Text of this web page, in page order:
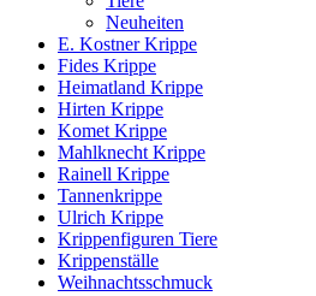
Neuheiten
E. Kostner Krippe
Fides Krippe
Heimatland Krippe
Hirten Krippe
Komet Krippe
Mahlknecht Krippe
Rainell Krippe
Tannenkrippe
Ulrich Krippe
Krippenfiguren Tiere
Krippenställe
Weihnachtsschmuck